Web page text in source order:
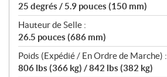
25 degrés / 5.9 pouces (150 mm)
Hauteur de Selle :
26.5 pouces (686 mm)
Poids (Expédié / En Ordre de Marche) :
806 lbs (366 kg) / 842 lbs (382 kg)